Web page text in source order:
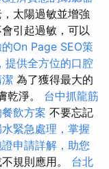
太陽過敏並增強
引起過敏，可以
On Page SEO策
提供全方位的口腔
為了獲得最大的
乾淨。 台中抓龍筋
飲方案 不要忘記
緊急處理，掌握
申請詳解，助您
規則應用。 台北